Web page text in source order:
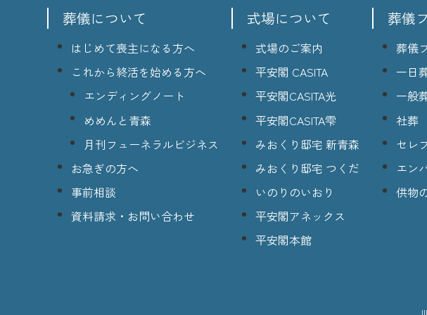
葬儀について
はじめて喪主になる方へ
これから終活を始める方へ
エンディングノート
めめんと青森
月刊フューネラルビジネス
お急ぎの方へ
事前相談
資料請求・お問い合わせ
式場について
式場のご案内
平安閣 CASITA
平安閣CASITA光
平安閣CASITA雫
みおくり邸宅 新青森
みおくり邸宅 つくだ
いのりのいおり
平安閣アネックス
平安閣本館
葬儀
葬儀
一日
一般
社葬
セレ
エン
供物